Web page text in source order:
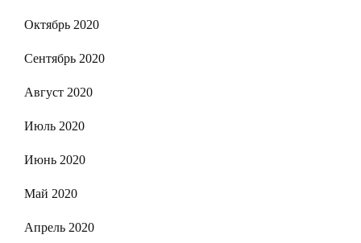
Октябрь 2020
Сентябрь 2020
Август 2020
Июль 2020
Июнь 2020
Май 2020
Апрель 2020